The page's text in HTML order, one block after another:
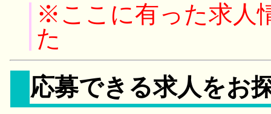
※ここに有った求人
た
応募できる求人をお